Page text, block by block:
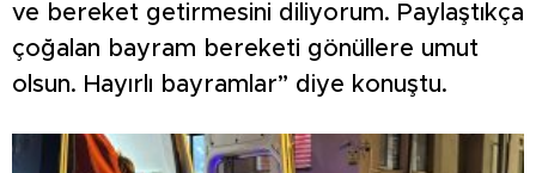
ve bereket getirmesini diliyorum. Paylaştıkça
çoğalan bayram bereketi gönüllere umut
olsun. Hayırlı bayramlar” diye konuştu.